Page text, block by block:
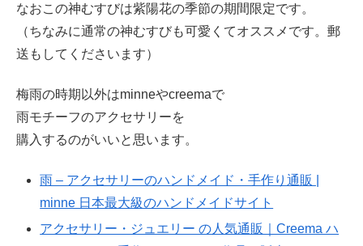
なおこの神むすびは紫陽花の季節の期間限定です。
（ちなみに通常の神むすびも可愛くてオススメです。郵
送もしてくださいます）
梅雨の時期以外はminneやcreemaで
雨モチーフのアクセサリーを
購入するのがいいと思います。
雨 – アクセサリーのハンドメイド・手作り通販 |
minne 日本最大級のハンドメイドサイト
アクセサリー・ジュエリー の人気通販｜Creema ハ